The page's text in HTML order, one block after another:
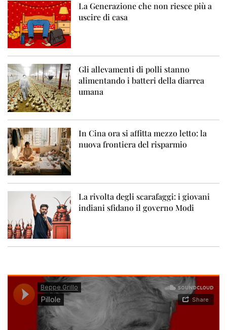
La Generazione che non riesce più a
uscire di casa
Gli allevamenti di polli stanno
alimentando i batteri della diarrea
umana
In Cina ora si affitta mezzo letto: la
nuova frontiera del risparmio
La rivolta degli scarafaggi: i giovani
indiani sfidano il governo Modi